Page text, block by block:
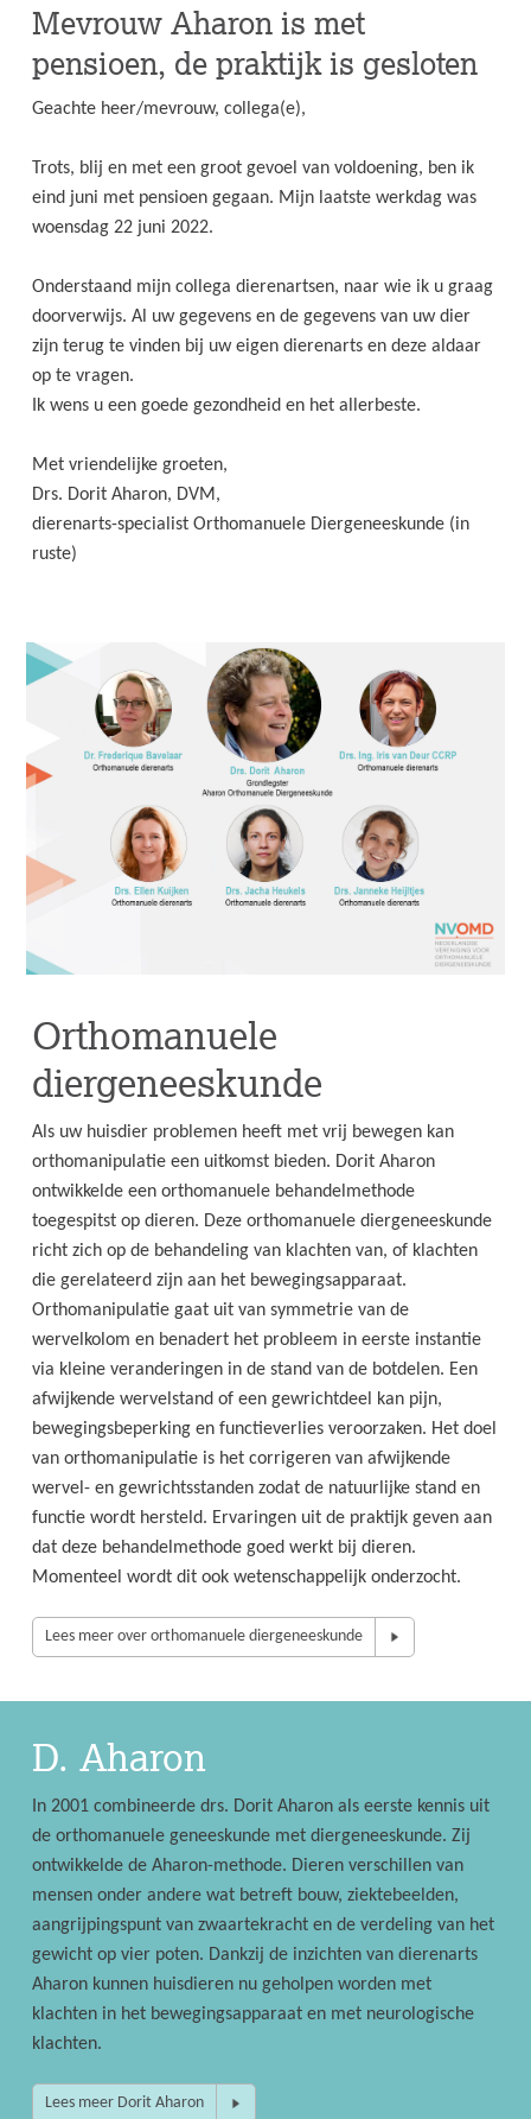
Mevrouw Aharon is met
pensioen, de praktijk is gesloten
Geachte heer/mevrouw, collega(e),
Trots, blij en met een groot gevoel van voldoening, ben ik
eind juni met pensioen gegaan. Mijn laatste werkdag was
woensdag 22 juni 2022.
Onderstaand mijn collega dierenartsen, naar wie ik u graag
doorverwijs. Al uw gegevens en de gegevens van uw dier
zijn terug te vinden bij uw eigen dierenarts en deze aldaar
op te vragen.
Ik wens u een goede gezondheid en het allerbeste.
Met vriendelijke groeten,
Drs. Dorit Aharon, DVM,
dierenarts-specialist Orthomanuele Diergeneeskunde (in
ruste)
Orthomanuele
diergeneeskunde
Als uw huisdier problemen heeft met vrij bewegen kan
orthomanipulatie een uitkomst bieden. Dorit Aharon
ontwikkelde een orthomanuele behandelmethode
toegespitst op dieren. Deze orthomanuele diergeneeskunde
richt zich op de behandeling van klachten van, of klachten
die gerelateerd zijn aan het bewegingsapparaat.
Orthomanipulatie gaat uit van symmetrie van de
wervelkolom en benadert het probleem in eerste instantie
via kleine veranderingen in de stand van de botdelen. Een
afwijkende wervelstand of een gewrichtdeel kan pijn,
bewegingsbeperking en functieverlies veroorzaken. Het doel
van orthomanipulatie is het corrigeren van afwijkende
wervel- en gewrichtsstanden zodat de natuurlijke stand en
functie wordt hersteld. Ervaringen uit de praktijk geven aan
dat deze behandelmethode goed werkt bij dieren.
Momenteel wordt dit ook wetenschappelijk onderzocht.
Lees meer over orthomanuele diergeneeskunde
D. Aharon
In 2001 combineerde drs. Dorit Aharon als eerste kennis uit
de orthomanuele geneeskunde met diergeneeskunde. Zij
ontwikkelde de Aharon-methode. Dieren verschillen van
mensen onder andere wat betreft bouw, ziektebeelden,
aangrijpingspunt van zwaartekracht en de verdeling van het
gewicht op vier poten. Dankzij de inzichten van dierenarts
Aharon kunnen huisdieren nu geholpen worden met
klachten in het bewegingsapparaat en met neurologische
klachten.
Lees meer Dorit Aharon